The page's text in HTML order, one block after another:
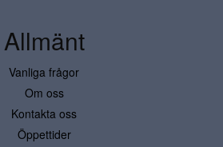
Allmänt
Vanliga frågor
Om oss
Kontakta oss
Öppettider